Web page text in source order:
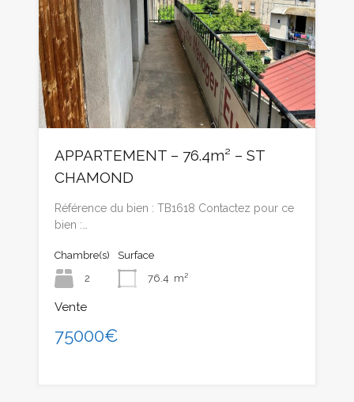
APPARTEMENT – 76.4m² – ST
CHAMOND
Référence du bien : TB1618 Contactez pour ce
bien :…
Chambre(s)
2
Surface
76.4 m²
Vente
75000€